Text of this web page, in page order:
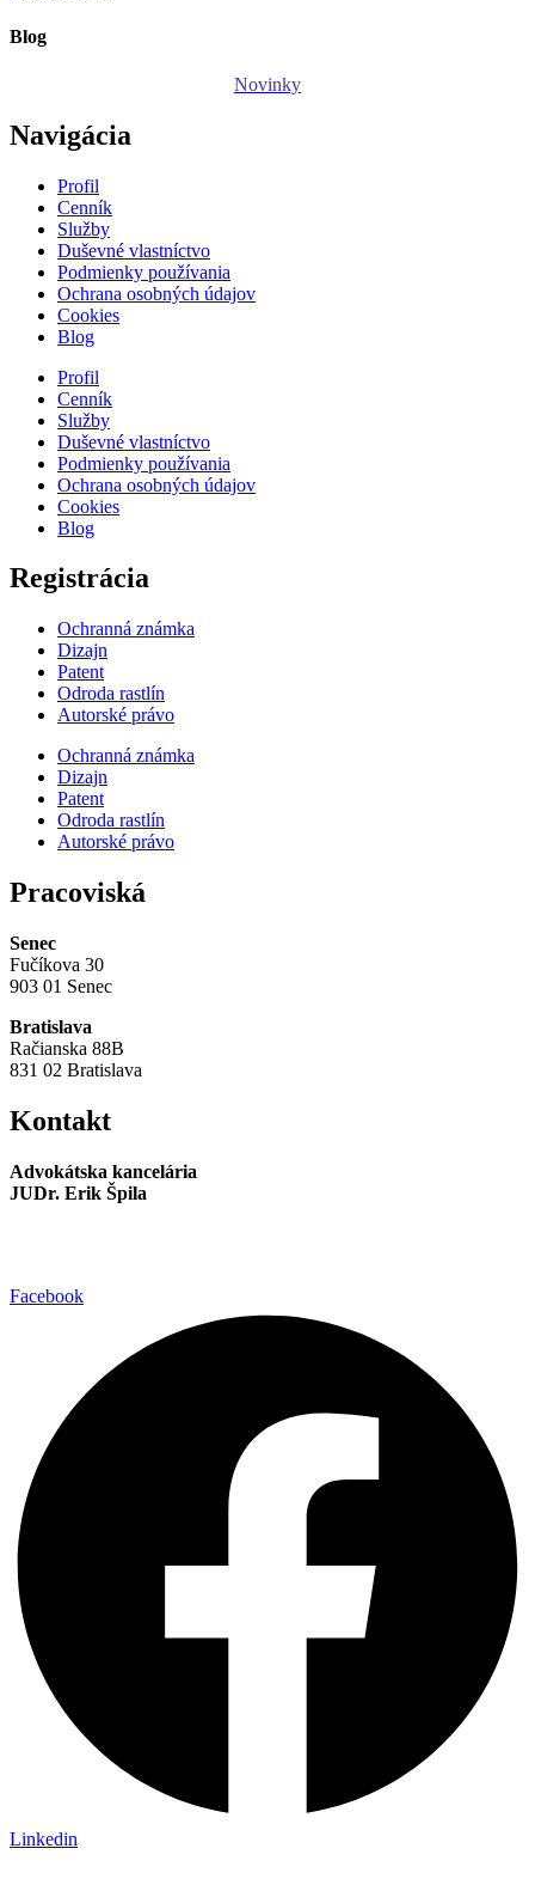
Blog
Novinky
Navigácia
Profil
Cenník
Služby
Duševné vlastníctvo
Podmienky používania
Ochrana osobných údajov
Cookies
Blog
Profil
Cenník
Služby
Duševné vlastníctvo
Podmienky používania
Ochrana osobných údajov
Cookies
Blog
Registrácia
Ochranná známka
Dizajn
Patent
Odroda rastlín
Autorské právo
Ochranná známka
Dizajn
Patent
Odroda rastlín
Autorské právo
Pracoviská
Senec
Fučíkova 30
903 01 Senec
Bratislava
Račianska 88B
831 02 Bratislava
Kontakt
Advokátska kancelária
JUDr. Erik Špila
Facebook
Linkedin